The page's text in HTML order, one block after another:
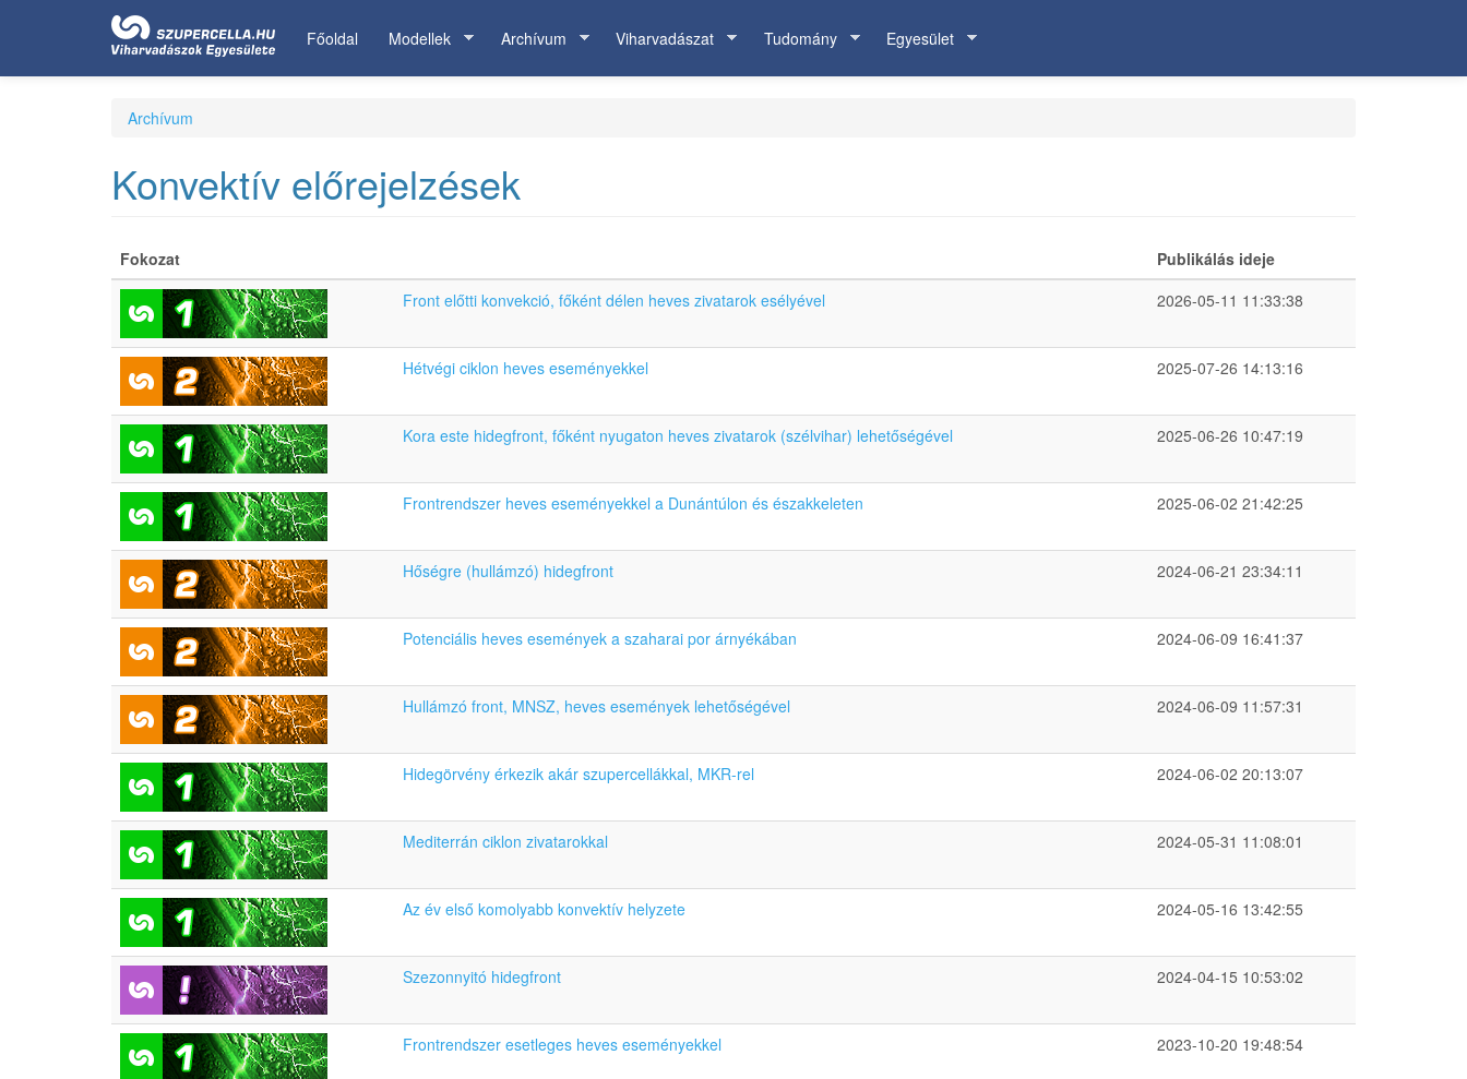
Főoldal Modellek Archívum Viharvadászat Tudomány Egyesület
Archívum
Konvektív előrejelzések
Fokozat
Publikálás ideje
Front előtti konvekció, főként délen heves zivatarok esélyével
2026-05-11 11:33:38
Hétvégi ciklon heves eseményekkel 2025-07-26 14:13:16
Kora este hidegfront, főként nyugaton heves zivatarok (szélvihar) lehetőségével 2025-06-26 10:47:19
Frontrendszer heves eseményekkel a Dunántúlon és északkeleten 2025-06-02 21:42:25
Hőségre (hullámzó) hidegfront 2024-06-21 23:34:11
Potenciális heves események a szaharai por árnyékában 2024-06-09 16:41:37
Hullámzó front, MNSZ, heves események lehetőségével 2024-06-09 11:57:31
Hidegörvény érkezik akár szupercellákkal, MKR-rel 2024-06-02 20:13:07
Mediterrán ciklon zivatarokkal 2024-05-31 11:08:01
Az év első komolyabb konvektív helyzete 2024-05-16 13:42:55
Szezonnyitó hidegfront 2024-04-15 10:53:02
Frontrendszer esetleges heves eseményekkel 2023-10-20 19:48:54